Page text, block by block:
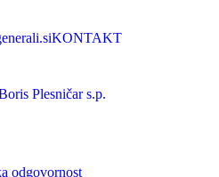
KONTAKT
odgovornost